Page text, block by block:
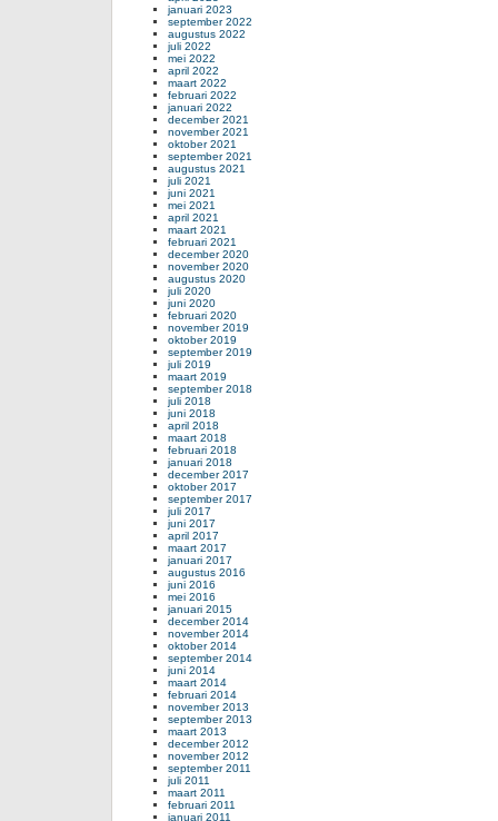
januari 2023
september 2022
augustus 2022
juli 2022
mei 2022
april 2022
maart 2022
februari 2022
januari 2022
december 2021
november 2021
oktober 2021
september 2021
augustus 2021
juli 2021
juni 2021
mei 2021
april 2021
maart 2021
februari 2021
december 2020
november 2020
augustus 2020
juli 2020
juni 2020
februari 2020
november 2019
oktober 2019
september 2019
juli 2019
maart 2019
september 2018
juli 2018
juni 2018
april 2018
maart 2018
februari 2018
januari 2018
december 2017
oktober 2017
september 2017
juli 2017
juni 2017
april 2017
maart 2017
januari 2017
augustus 2016
juni 2016
mei 2016
januari 2015
december 2014
november 2014
oktober 2014
september 2014
juni 2014
maart 2014
februari 2014
november 2013
september 2013
maart 2013
december 2012
november 2012
september 2011
juli 2011
maart 2011
februari 2011
januari 2011